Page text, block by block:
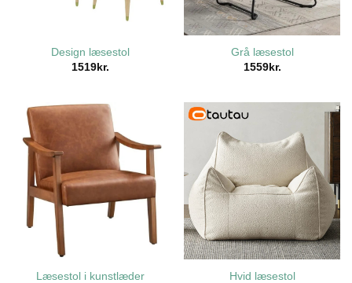
Design læsestol
1519kr.
Grå læsestol
1559kr.
Læsestol i kunstlæder
Hvid læsestol